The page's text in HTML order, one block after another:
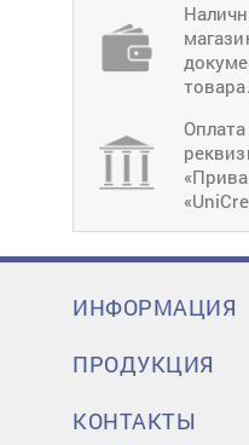
товара.
ИНФОРМАЦИЯ
ПРОДУКЦИЯ
КОНТАКТЫ